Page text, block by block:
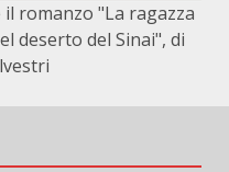
romanzo "La ragazza
deserto del Sinai", di